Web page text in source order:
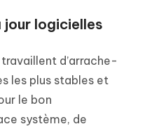
jour logicielles
d’arrache-
les plus stables et
le bon
système, de